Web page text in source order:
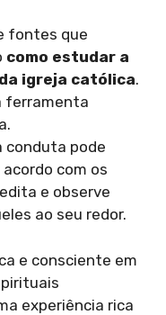
fontes que
como estudar a
igreja católica.
ferramenta
conduta pode
com os
e observe
ao seu redor.
e consciente em
experiência rica